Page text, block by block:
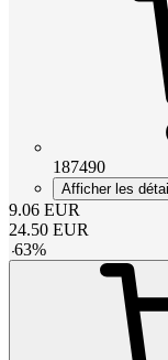
187490
Afficher les
9.06 EUR
24.50 EUR
-63%